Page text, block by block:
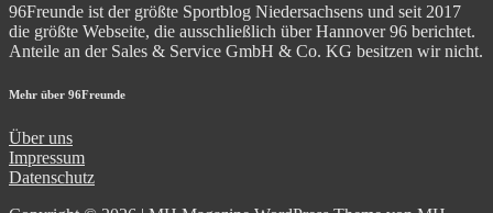
96Freunde ist der größte Sportblog Niedersachsens und seit 2017
die größte Webseite, die ausschließlich über Hannover 96 berichtet.
Anteile an der Sales & Service GmbH & Co. KG besitzen wir nicht.
Mehr über 96Freunde
Über uns
Impressum
Datenschutz